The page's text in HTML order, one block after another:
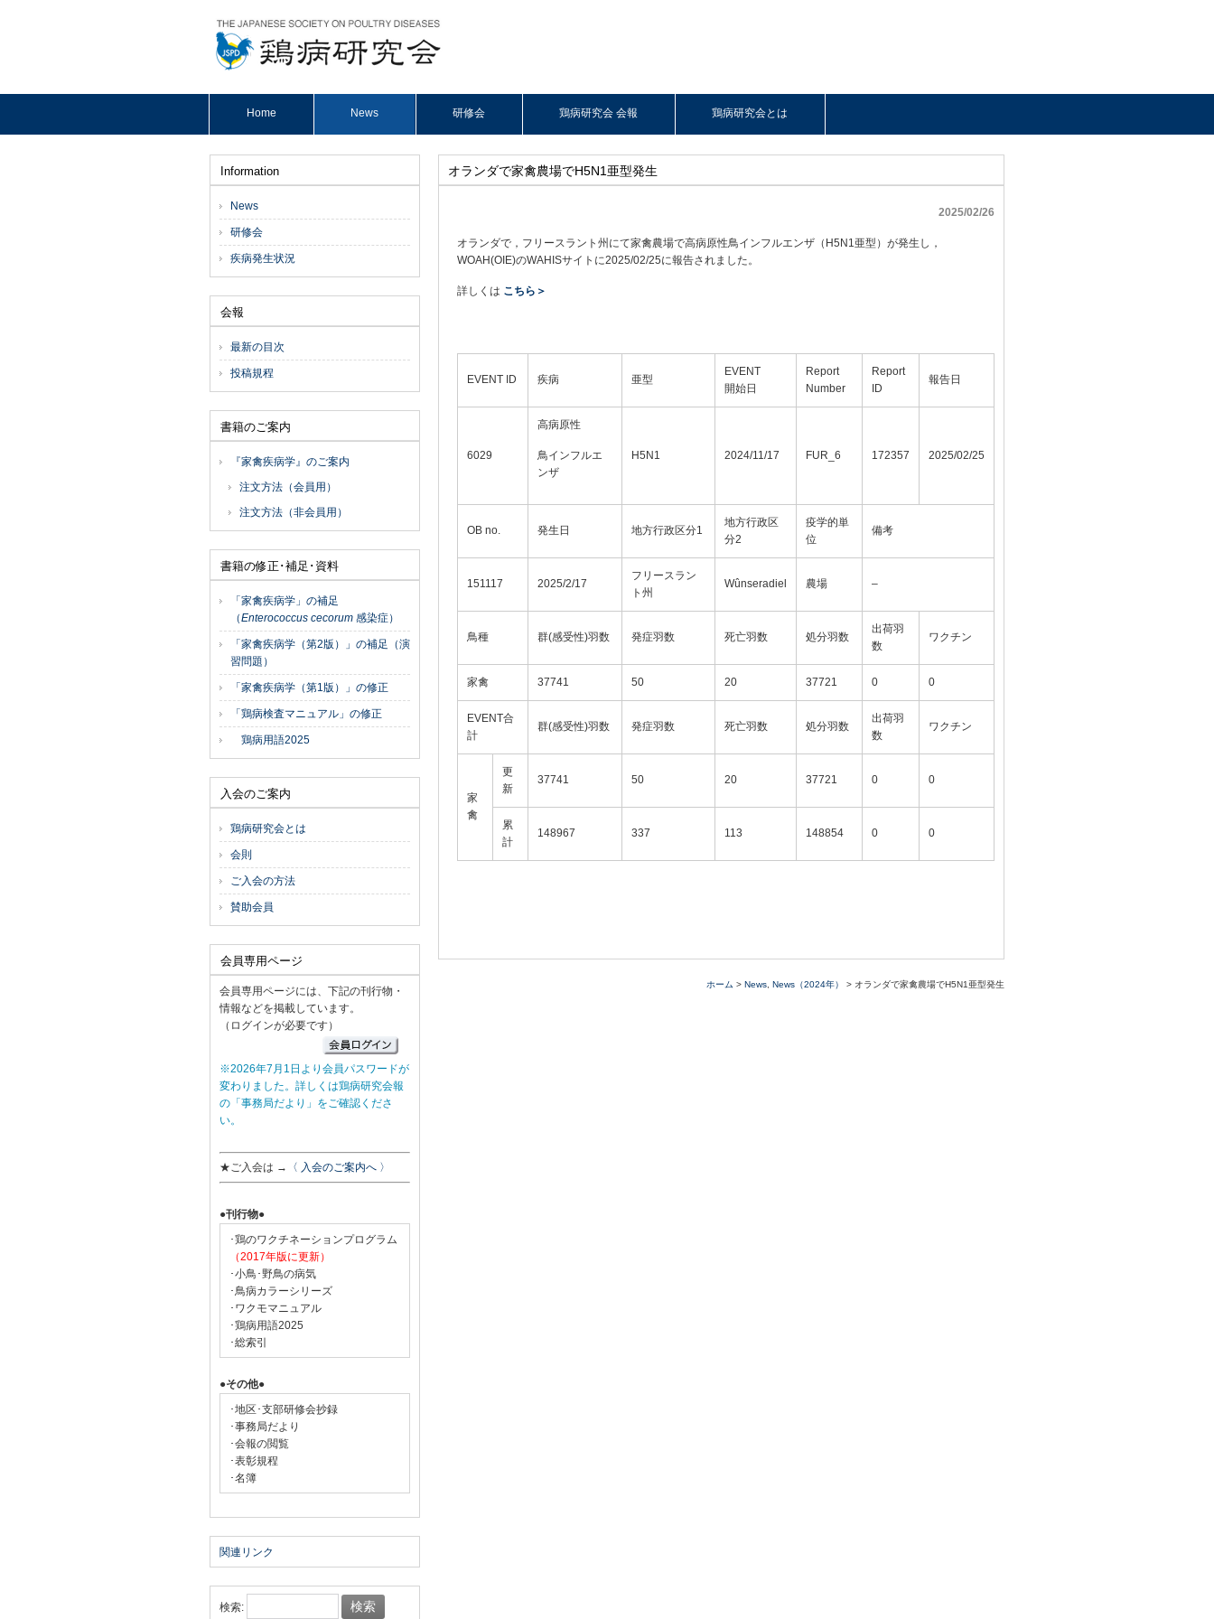
Home News 研修会 鶏病研究会 会報 鶏病研究会とは
オランダで家禽農場でH5N1亜型発生
2025/02/26
オランダで，フリースラント州にて家禽農場で高病原性鳥インフルエンザ（H5N1亜型）が発生し，
WOAH(OIE)のWAHISサイトに2025/02/25に報告されました。
詳しくは こちら＞
EVENT ID 疾病 亜型
EVENT
開始日
Report
Number
Report
ID
報告日
6029
高病原性
鳥インフルエ
ンザ
H5N1 2024/11/17 FUR_6 172357 2025/02/25
OB no. 発生日 地方行政区分1
地方行政区
分2
疫学的単
位
備考
151117 2025/2/17
フリースラン
ト州
Wûnseradiel 農場 –
鳥種 群(感受性)羽数 発症羽数 死亡羽数 処分羽数
出荷羽
数
ワクチン
家禽 37741 50 20 37721 0 0
EVENT合
計
群(感受性)羽数 発症羽数 死亡羽数 処分羽数
出荷羽
数
ワクチン
家
禽
更
新
37741 50 20 37721 0 0
累
計
148967 337 113 148854 0 0
ホーム > News News（2024年） > オランダで家禽農場でH5N1亜型発生
Information
News
研修会
疾病発生状況
会報
最新の目次
投稿規程
書籍のご案内
『家禽疾病学』のご案内
注文方法（会員用）
注文方法（非会員用）
書籍の修正･補足･資料
「家禽疾病学」の補足
（Enterococcus cecorum 感染症）
「家禽疾病学（第2版）」の補足（演
習問題）
「家禽疾病学（第1版）」の修正
「鶏病検査マニュアル」の修正
鶏病用語2025
入会のご案内
鶏病研究会とは
会則
ご入会の方法
賛助会員
会員専用ページ
会員専用ページには、下記の刊行物・
情報などを掲載しています。
（ログインが必要です）
※2026年7月1日より会員パスワードが
変わりました。詳しくは鶏病研究会報
の「事務局だより」をご確認くださ
い。
★ご入会は → 〈 入会のご案内へ 〉
●刊行物●
･鶏のワクチネーションプログラム
（2017年版に更新）
･小鳥･野鳥の病気
･鳥病カラーシリーズ
･ワクモマニュアル
･鶏病用語2025
･総索引
●その他●
･地区･支部研修会抄録
･事務局だより
･会報の閲覧
･表彰規程
･名簿
関連リンク
検索: